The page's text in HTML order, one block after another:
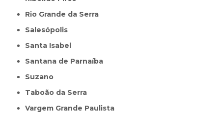
Rio Grande da Serra
Salesópolis
Santa Isabel
Santana de Parnaíba
Suzano
Taboão da Serra
Vargem Grande Paulista